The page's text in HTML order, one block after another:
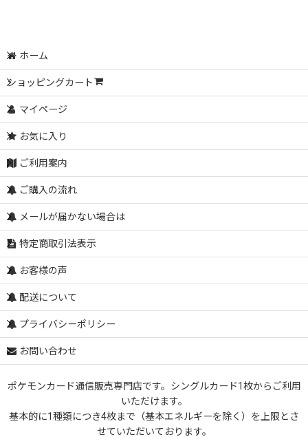
ホーム
ショッピングカート
マイページ
お気に入り
ご利用案内
ご購入の流れ
メールが届かない場合は
特定商取引法表示
お客様の声
配送について
プライバシーポリシー
お問い合わせ
ポケモンカード通信販売専門店です。シングルカード1枚からご利用
いただけます。
基本的に1種類につき4枚まで（基本エネルギーを除く）を上限とさ
せていただいております。